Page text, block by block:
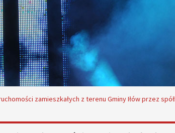
zamieszkałych z terenu Gminy Iłów przez